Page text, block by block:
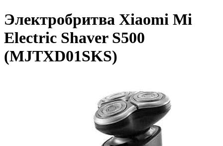
Электробритва Xiaomi Mi
Electric Shaver S500
(MJTXD01SKS)